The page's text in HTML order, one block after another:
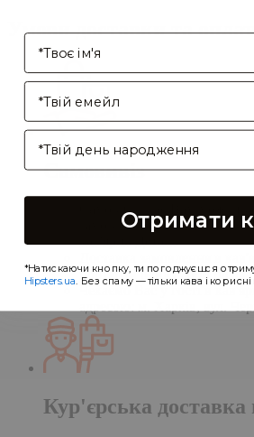
Умови доставки та
Самовивіз
Самовивіз дає Вам
замовлення на сайті, а
кав'ярні. Деталі:
протягом однієї доби після
Чекаємо Вас у гості в
Кур'єрська
І'мя
Enter your email address
Birthday
Отримати
*Натискаючи кнопку, ти погоджуєшся
Hipsters.ua. Без спаму — тільки кава і